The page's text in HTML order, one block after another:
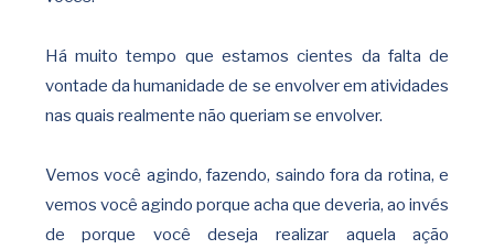
Há muito tempo que estamos cientes da falta de
vontade da humanidade de se envolver em atividades
nas quais realmente não queriam se envolver.
Vemos você agindo, fazendo, saindo fora da rotina, e
vemos você agindo porque acha que deveria, ao invés
de porque você deseja realizar aquela ação